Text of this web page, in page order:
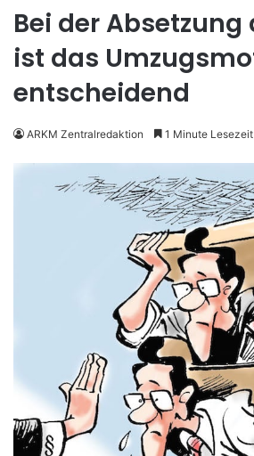
Bei der Absetzung
ist das
entscheidend
ARKM Zentralredaktion 1 Minute Lesezeit